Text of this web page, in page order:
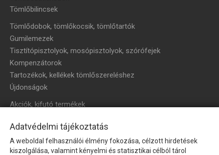
Tömlőbilincsek
Tömlődobok, tömlőkocsik, tömlőtartók
Gumilemezek
Tisztítópisztolyok, mosópisztolyok, szórófejek
Kompenzátorok
Tartozékok, kellékek tömlőszereléshez
Újdonságok
Akciók, kifutó termékek
HÍRLEVÉL
Íratkozzon fel hírlevelünkre!
Adatvédelmi tájékoztatás
A weboldal felhasználói élmény fokozása, célzott hirdetések
kiszolgálása, valamint kényelmi és statisztikai célból tárol